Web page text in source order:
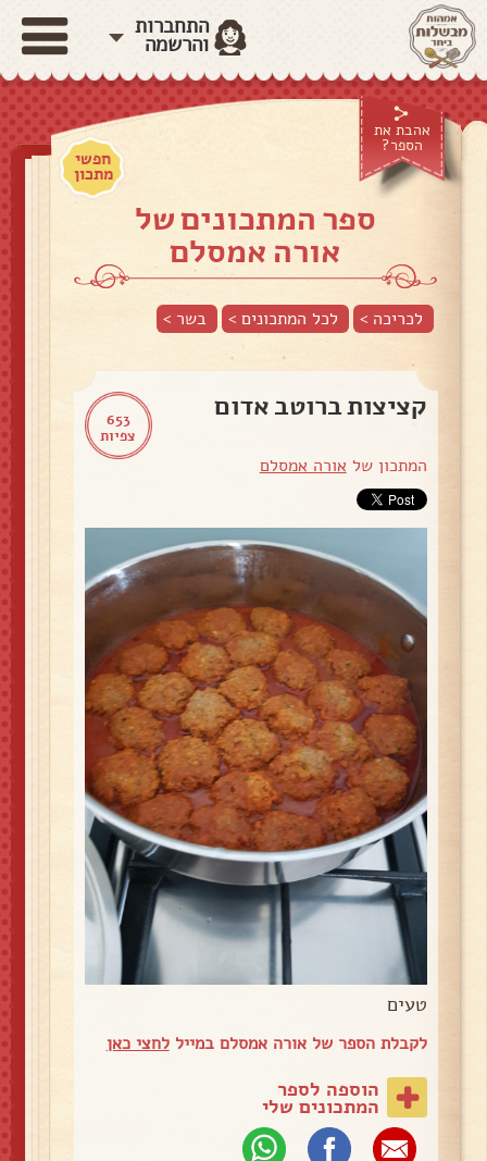
התחברות
והרשמה
אהבת את
הספר?
חפשי
מתכון
ספר המתכונים של
אורה אמסלם
לכריכה > לכל המתכונים > בשר >
653
צפיות
קציצות ברוטב אדום
המתכון של אורה אמסלם
טעים
לקבלת הספר של אורה אמסלם במייללחצי כאן
הוספה לספר
המתכונים שלי